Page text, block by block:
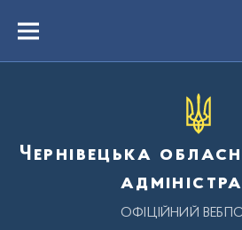
вмістуMenu
Чернівецька
ОФІЦІЙНИЙ